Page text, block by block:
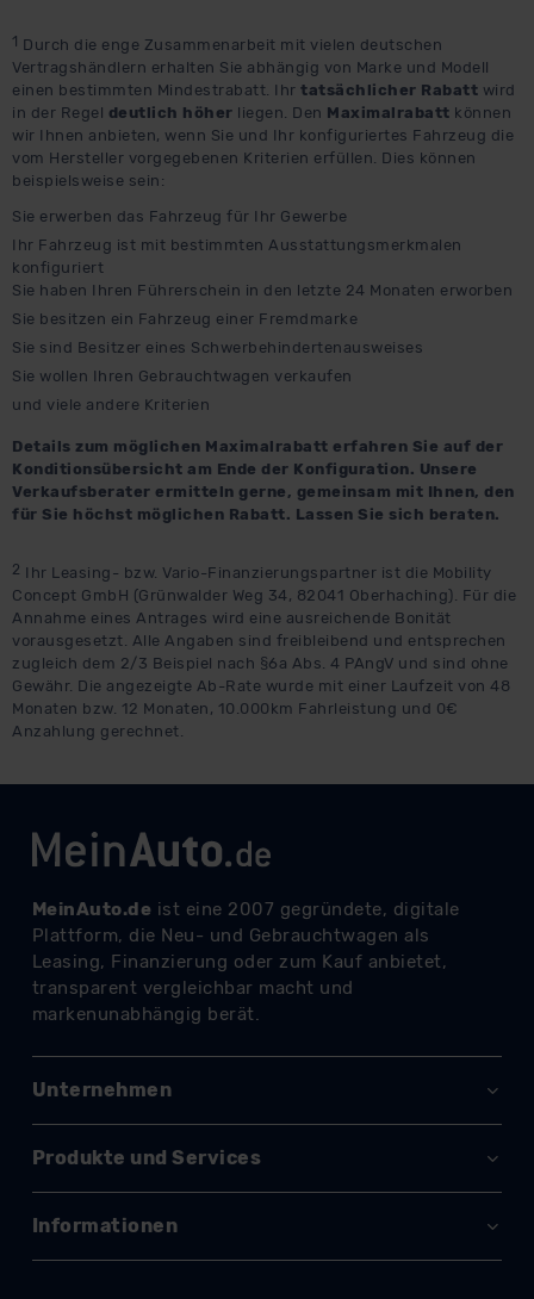
1 Durch die enge Zusammenarbeit mit vielen deutschen
Vertragshändlern erhalten Sie abhängig von Marke und Modell
einen bestimmten Mindestrabatt. Ihr tatsächlicher Rabatt wird
in der Regel deutlich höher liegen. Den Maximalrabatt können
wir Ihnen anbieten, wenn Sie und Ihr konfiguriertes Fahrzeug die
vom Hersteller vorgegebenen Kriterien erfüllen. Dies können
beispielsweise sein:
Sie erwerben das Fahrzeug für Ihr Gewerbe
Ihr Fahrzeug ist mit bestimmten Ausstattungsmerkmalen
konfiguriert
Sie haben Ihren Führerschein in den letzte 24 Monaten erworben
Sie besitzen ein Fahrzeug einer Fremdmarke
Sie sind Besitzer eines Schwerbehindertenausweises
Sie wollen Ihren Gebrauchtwagen verkaufen
und viele andere Kriterien
Details zum möglichen Maximalrabatt erfahren Sie auf der
Konditionsübersicht am Ende der Konfiguration. Unsere
Verkaufsberater ermitteln gerne, gemeinsam mit Ihnen, den
für Sie höchst möglichen Rabatt. Lassen Sie sich beraten.
2 Ihr Leasing- bzw. Vario-Finanzierungspartner ist die Mobility
Concept GmbH (Grünwalder Weg 34, 82041 Oberhaching). Für die
Annahme eines Antrages wird eine ausreichende Bonität
vorausgesetzt. Alle Angaben sind freibleibend und entsprechen
zugleich dem 2/3 Beispiel nach §6a Abs. 4 PAngV und sind ohne
Gewähr. Die angezeigte Ab-Rate wurde mit einer Laufzeit von 48
Monaten bzw. 12 Monaten, 10.000km Fahrleistung und 0€
Anzahlung gerechnet.